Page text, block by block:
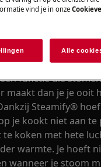
blijven
je met stoom kookt,
gezondere en
functie die
maakt dan je je ooit
Steamify®
je kookt niet aan te
te koken met hete
warmte. Je hoeft
wanneer je stoom
vind je in onze
Alle